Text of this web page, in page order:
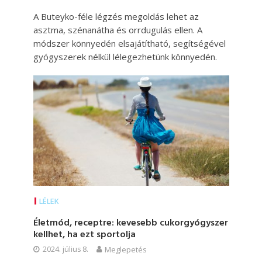
A Buteyko-féle légzés megoldás lehet az
asztma, szénanátha és orrdugulás ellen. A
módszer könnyedén elsajátítható, segítségével
gyógyszerek nélkül lélegezhetünk könnyedén.
LÉLEK
Életmód, receptre: kevesebb cukorgyógyszer
kellhet, ha ezt sportolja
2024. július 8. Meglepetés